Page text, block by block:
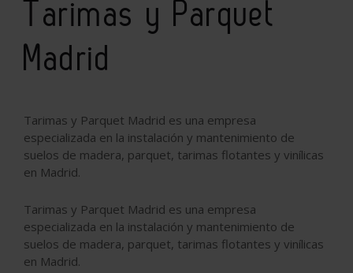
Tarimas y Parquet
Madrid
Tarimas y Parquet Madrid es una empresa
especializada en la instalación y mantenimiento de
suelos de madera, parquet, tarimas flotantes y vinílicas
en Madrid.
Tarimas y Parquet Madrid es una empresa
especializada en la instalación y mantenimiento de
suelos de madera, parquet, tarimas flotantes y vinílicas
en Madrid.